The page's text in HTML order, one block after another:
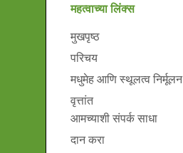
महत्वाच्या लिंक्स
मुखपृष्ठ
परिचय
मधुमेह आणि स्थूलत्व निर्मूलन
वृत्तांत
आमच्याशी संपर्क साधा
दान करा